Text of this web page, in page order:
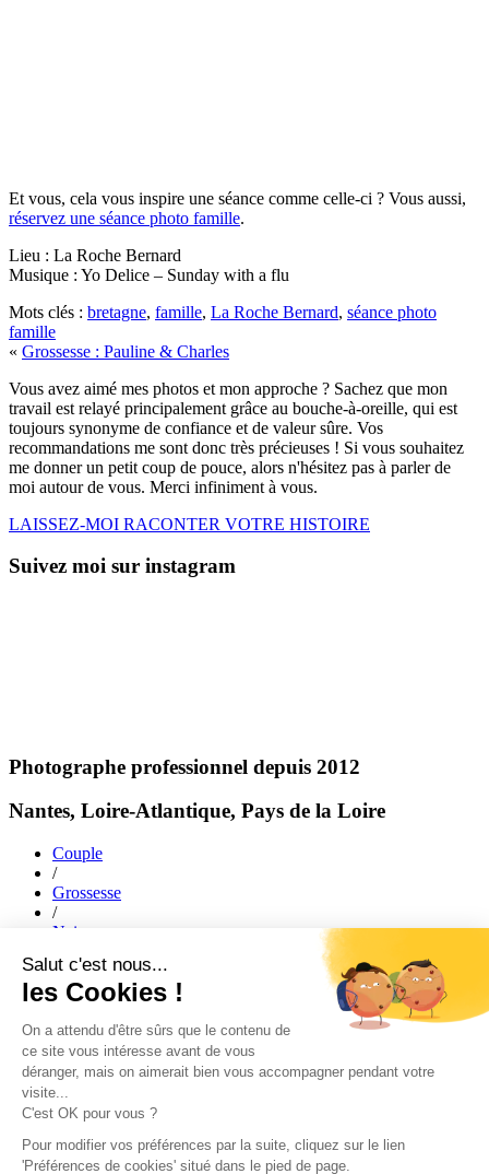
Et vous, cela vous inspire une séance comme celle-ci ? Vous aussi,
réservez une séance photo famille.
Lieu : La Roche Bernard
Musique : Yo Delice – Sunday with a flu
Mots clés : bretagne, famille, La Roche Bernard, séance photo
famille
« Grossesse : Pauline & Charles
Vous avez aimé mes photos et mon approche ? Sachez que mon
travail est relayé principalement grâce au bouche-à-oreille, qui est
toujours synonyme de confiance et de valeur sûre. Vos
recommandations me sont donc très précieuses ! Si vous souhaitez
me donner un petit coup de pouce, alors n'hésitez pas à parler de
moi autour de vous. Merci infiniment à vous.
LAISSEZ-MOI RACONTER VOTRE HISTOIRE
Suivez moi sur instagram
Photographe professionnel depuis 2012
Nantes, Loire-Atlantique, Pays de la Loire
Couple
/
Grossesse
/
Naissance
Mariage
/
ACCUEIL|JOURNAL|A PROPOS
Création de site web|CONTACT
JOURNAL
A PROPOS
Création de sites web